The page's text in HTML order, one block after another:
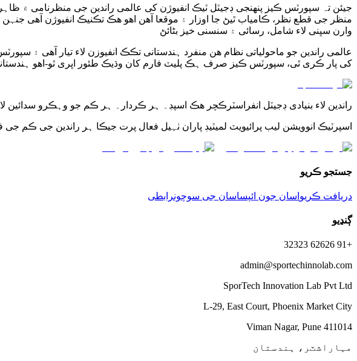
جیئن تہ سپورٽس ڪیز پنھنجی ڊجیٽل ٽیڪ انفیوژن کی عالمی راندین جی منظرنامی ۾
منظر جی قطع نظر، ڪامیاب ٿیڻ جا اوزار ۽ موقعا آھن اھو ھڪ تڪنیڪ انفیوژن آھی
وارن سڀنی لاء شامل، رسائی ۽ سنسنی خیز بڻائڻ
عالمی راندین جو ماحولیاتی نظام ھن منفرد ہندستانی تڪڪ انفیوزن لاء تیار آھی ۽
کی پار ڪری ٿی، سپورٽس ڪیز صرف ہڪ پلیٽ فارم کان وڌیڪ طئور اڀری ٿو-اھو
راندین لاء بنیادی ڊجیٽل انفراسٽرڪچر ھڪ اسپڊ۔ ہر ڪردار۔ ہر ڪم جو وہڪرو سدائین
اسپرٽیڪ انوویشن لیب پرائیویٽ لمیٽیڊ پاران ٺہیل فعال پرت جیڪا ہر راندین جی ڪم
جستجو ڪریو
دریافت ڪریو اسان جون ائپساسان جی سوچونرابطی
ڳنڍیو
+91 62626 32323
admin@sportechinnolab.com
SporTech Innovation Lab Pvt Ltd
L-29, East Court, Phoenix Market City
Viman Nagar, Pune 411014
مہاراشٽر، ہندستان